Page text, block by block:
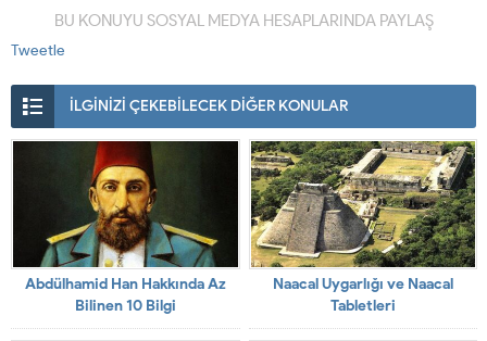
BU KONUYU SOSYAL MEDYA HESAPLARINDA PAYLAŞ
Tweetle
İLGİNİZİ ÇEKEBİLECEK DİĞER KONULAR
Abdülhamid Han Hakkında Az
Bilinen 10 Bilgi
Naacal Uygarlığı ve Naacal
Tabletleri